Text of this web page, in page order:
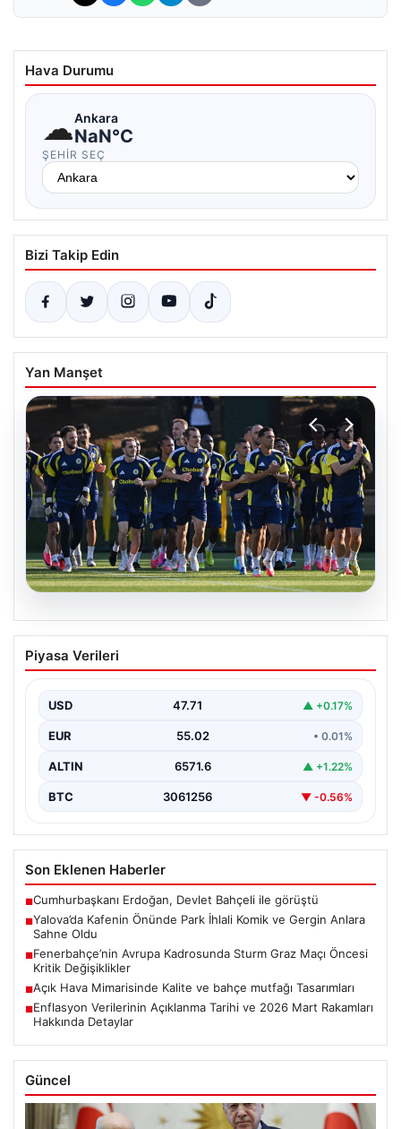
Hava Durumu
☁Ankara
NaN°C
ŞEHIR SEÇ
Bizi Takip Edin
Yan Manşet
05.08.2026
Fenerbahçe’nin Avrupa Kadrosunda
Sturm Graz Maçı Öncesi Kritik
Fenerbahçe, UEFA Şampiyonlar Ligi 3. eleme turu ilk
Piyasa Verileri
USD 47.71 ▲ +0.17%
EUR 55.02 • 0.01%
ALTIN 6571.6 ▲ +1.22%
BTC 3061256 ▼ -0.56%
Son Eklenen Haberler
■Cumhurbaşkanı Erdoğan, Devlet Bahçeli ile görüştü
■Yalova’da Kafenin Önünde Park İhlali Komik ve Gergin Anlara
Sahne Oldu
■Fenerbahçe’nin Avrupa Kadrosunda Sturm Graz Maçı Öncesi
Kritik Değişiklikler
■Açık Hava Mimarisinde Kalite ve bahçe mutfağı Tasarımları
■Enflasyon Verilerinin Açıklanma Tarihi ve 2026 Mart Rakamları
Hakkında Detaylar
Güncel